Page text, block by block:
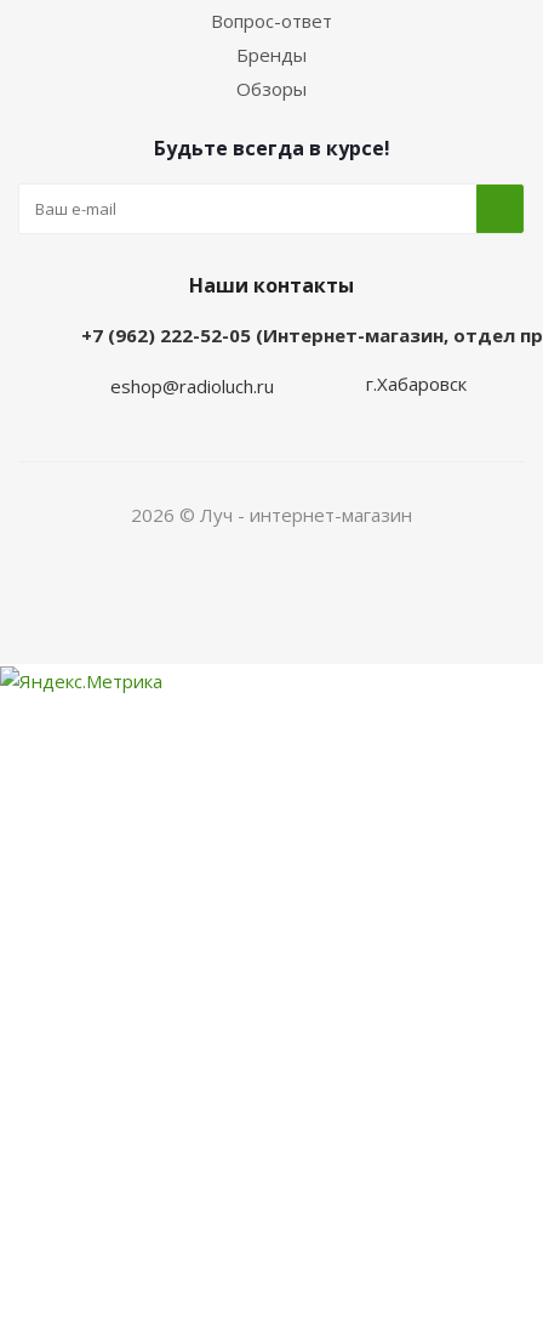
Вопрос-ответ
Бренды
Обзоры
Будьте всегда в курсе!
Наши контакты
+7 (962) 222-52-05 (Интернет-магазин, отдел
eshop@radioluch.ru г.Хабаровск
2026 © Луч - интернет-магазин